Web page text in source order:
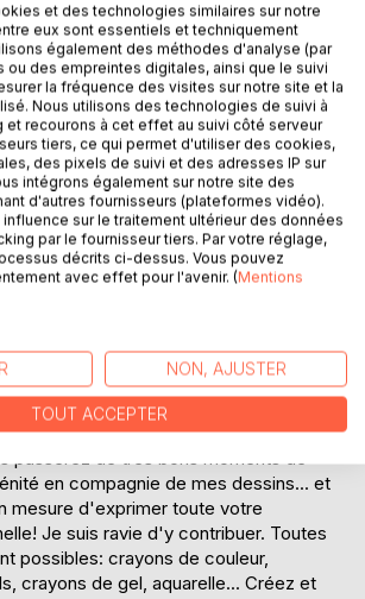
illustratrice, je suis très heureuse de
premier livre de coloriage pour
! En effet, ces dessins, faits main
petits bijoux». Ils viennent de mon
'Lady'. À travers mes dessins, je
lien symbolique entre la nature et mon
du fantastique... Je voudrais remercier
pour son travail d'infographie.
passerez de très bons moments de
en compagnie de mes dessins... et
mesure d'exprimer toute votre
Je suis ravie d'y contribuer. Toutes
possibles: crayons de couleur,
crayons de gel, aquarelle... Créez et
et des technologies similaires sur notre
eux sont essentiels et techniquement
également des méthodes d'analyse (par
des empreintes digitales, ainsi que le suivi
la fréquence des visites sur notre site et la
Nous utilisons des technologies de suivi à
et recourons à cet effet au suivi côté serveur
tiers, ce qui permet d'utiliser des cookies,
des pixels de suivi et des adresses IP sur
intégrons également sur notre site des
d'autres fournisseurs (plateformes vidéo).
sur le traitement ultérieur des données
par le fournisseur tiers. Par votre réglage,
décrits ci-dessus. Vous pouvez
avec effet pour l'avenir. (Mentions
NON, AJUSTER
TOUT ACCEPTER